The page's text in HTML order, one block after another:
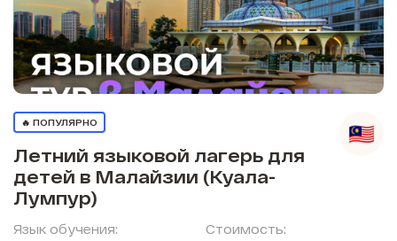
🔥 ПОПУЛЯРНО
Летний языковой лагерь для
детей в Малайзии (Куала-
Лумпур)
Язык обучения:
Стоимость: